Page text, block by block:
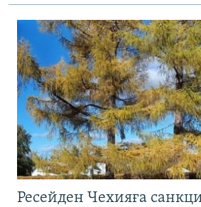
Ресейден Чехияға